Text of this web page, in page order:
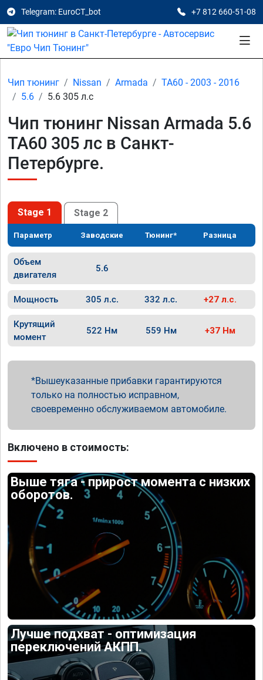
Telegram: EuroCT_bot +7 812 660-51-08
Чип тюнинг Nissan Armada
TA60 - 2003 - 2016
5.6
5.6 305 л.с
Чип тюнинг Nissan Armada 5.6
TA60 305 лс в Санкт-
Петербурге.
Stage 1 Stage 2
Параметр Заводские Тюнинг* Разница
Объем
двигателя
5.6
Мощность 305 л.с. 332 л.с. +27 л.с.
Крутящий
момент
522 Нм 559 Нм +37 Нм
Вышеуказанные прибавки гарантируются
только на полностью исправном,
своевременно обслуживаемом автомобиле.
Включено в стоимость:
Выше тяга - прирост момента с низких
оборотов.
Лучше подхват - оптимизация
переключений АКПП.